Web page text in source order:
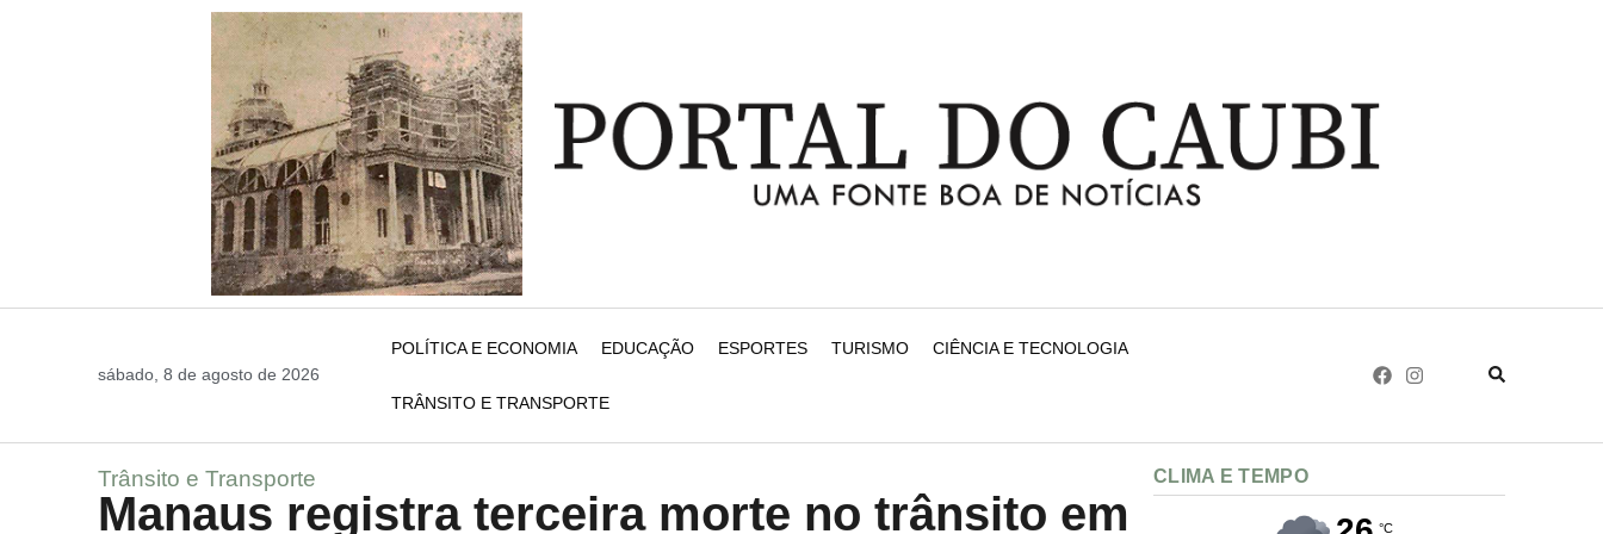
sábado, 8 de agosto de 2026
POLÍTICA E ECONOMIA EDUCAÇÃO ESPORTES TURISMO CIÊNCIA E TECNOLOGIA
TRÂNSITO E TRANSPORTE
Trânsito e Transporte
Manaus registra terceira morte no trânsito em
CLIMA E TEMPO
°C